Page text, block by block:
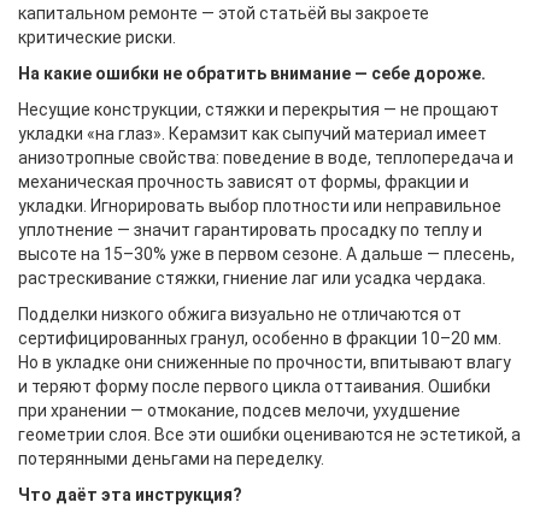
капитальном ремонте — этой статьёй вы закроете
критические риски.
На какие ошибки не обратить внимание — себе дороже.
Несущие конструкции, стяжки и перекрытия — не прощают
укладки «на глаз». Керамзит как сыпучий материал имеет
анизотропные свойства: поведение в воде, теплопередача и
механическая прочность зависят от формы, фракции и
укладки. Игнорировать выбор плотности или неправильное
уплотнение — значит гарантировать просадку по теплу и
высоте на 15–30% уже в первом сезоне. А дальше — плесень,
растрескивание стяжки, гниение лаг или усадка чердака.
Подделки низкого обжига визуально не отличаются от
сертифицированных гранул, особенно в фракции 10–20 мм.
Но в укладке они сниженные по прочности, впитывают влагу
и теряют форму после первого цикла оттаивания. Ошибки
при хранении — отмокание, подсев мелочи, ухудшение
геометрии слоя. Все эти ошибки оцениваются не эстетикой, а
потерянными деньгами на переделку.
Что даёт эта инструкция?